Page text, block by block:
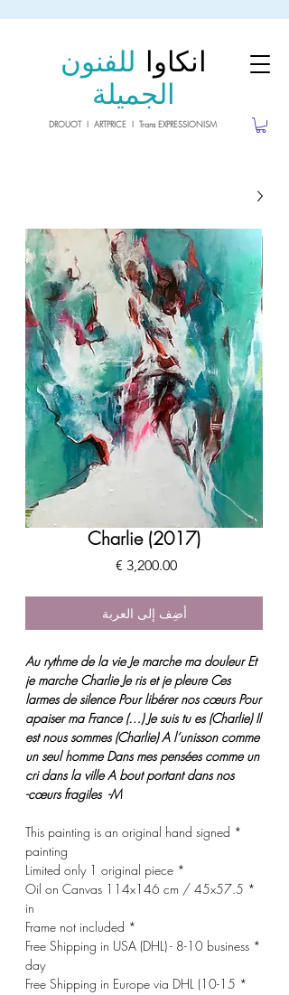
انكاوا للفنون
الجميلة
DROUOT I ARTPRICE I Trans EXPRESSIONISM
Charlie (2017)
السعر
أضِف إلى العربة
Au rythme de la vie Je marche ma douleur Et
je marche Charlie Je ris et je pleure Ces
larmes de silence Pour libérer nos cœurs Pour
apaiser ma France (…) Je suis tu es (Charlie) Il
est nous sommes (Charlie) A l’unisson comme
un seul homme Dans mes pensées comme un
cri dans la ville A bout portant dans nos
cœurs fragiles -M-
* This painting is an original hand signed
painting
* Limited only 1 original piece
* Oil on Canvas 114x146 cm / 45x57.5
in
* Frame not included
* Free Shipping in USA (DHL) - 8-10 business
day
* Free Shipping in Europe via DHL (10-15